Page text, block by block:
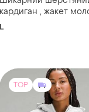
кардиган , жакет
кольору,бренда люкс
L
TOP